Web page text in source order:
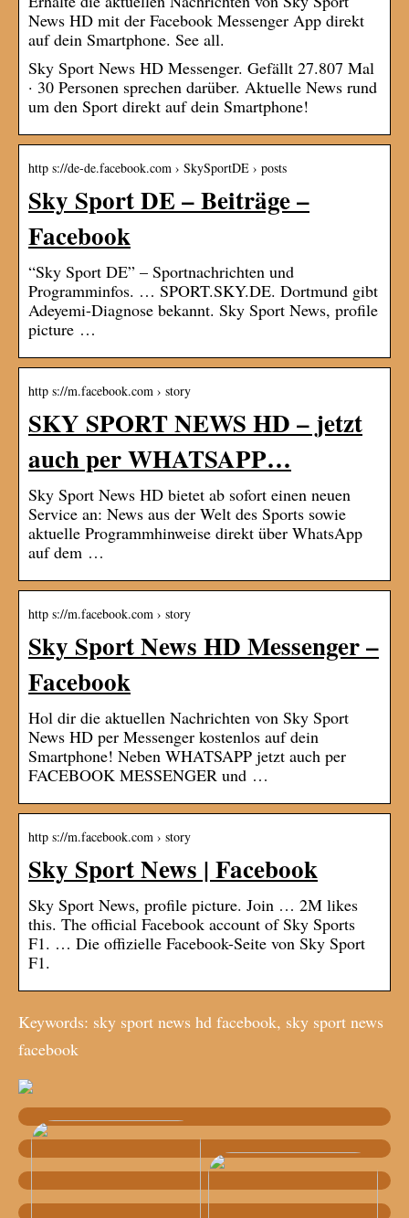
News HD mit der Facebook Messenger App direkt
auf dein Smartphone. See all.
Sky Sport News HD Messenger. Gefällt 27.807 Mal
· 30 Personen sprechen darüber. Aktuelle News rund
um den Sport direkt auf dein Smartphone!
http s://de-de.facebook.com › SkySportDE › posts
Sky Sport DE – Beiträge –
Facebook
“Sky Sport DE” – Sportnachrichten und
Programminfos. … SPORT.SKY.DE. Dortmund gibt
Adeyemi-Diagnose bekannt. Sky Sport News, profile
picture …
http s://m.facebook.com › story
SKY SPORT NEWS HD – jetzt
auch per WHATSAPP…
Sky Sport News HD bietet ab sofort einen neuen
Service an: News aus der Welt des Sports sowie
aktuelle Programmhinweise direkt über WhatsApp
auf dem …
http s://m.facebook.com › story
Sky Sport News HD Messenger –
Facebook
Hol dir die aktuellen Nachrichten von Sky Sport
News HD per Messenger kostenlos auf dein
Smartphone! Neben WHATSAPP jetzt auch per
FACEBOOK MESSENGER und …
http s://m.facebook.com › story
Sky Sport News | Facebook
Sky Sport News, profile picture. Join … 2M likes
this. The official Facebook account of Sky Sports
F1. … Die offizielle Facebook-Seite von Sky Sport
F1.
Keywords: sky sport news hd facebook, sky sport news
facebook